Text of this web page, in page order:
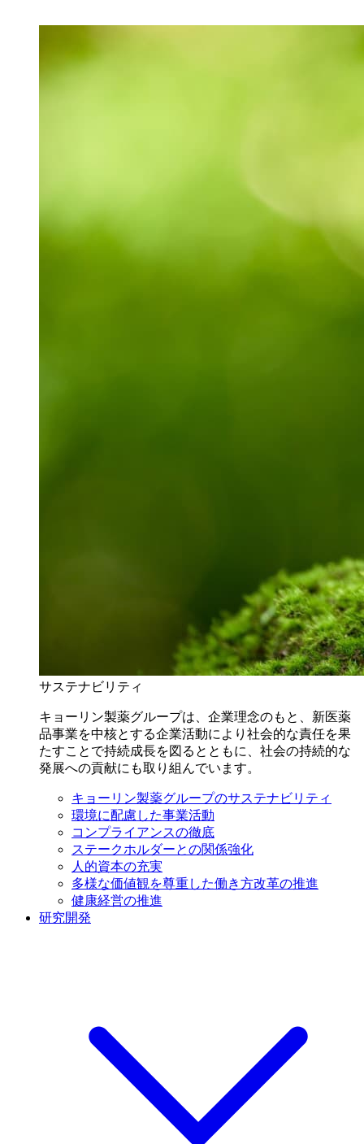
サステナビリティ
キョーリン製薬グループは、企業理念のもと、新医薬
品事業を中核とする企業活動により社会的な責任を果
たすことで持続成長を図るとともに、社会の持続的な
発展への貢献にも取り組んでいます。
キョーリン製薬グループのサステナビリティ
環境に配慮した事業活動
コンプライアンスの徹底
ステークホルダーとの関係強化
人的資本の充実
多様な価値観を尊重した働き方改革の推進
健康経営の推進
研究開発